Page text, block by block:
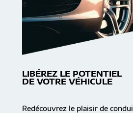
LIBÉREZ LE POTENTIEL
DE VOTRE VÉHICULE
Redécouvrez le plaisir de